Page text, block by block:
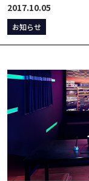
2017.10.05
お知らせ